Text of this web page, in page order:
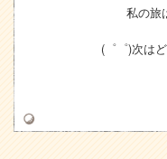
私の旅
(゜゜)次は